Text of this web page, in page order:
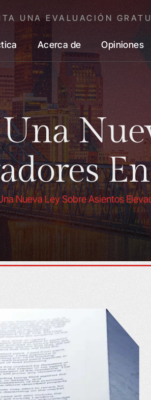
UNA EVALUACIÓN
Acerca de Opiniones
Nueva Ley Sobre Asientos